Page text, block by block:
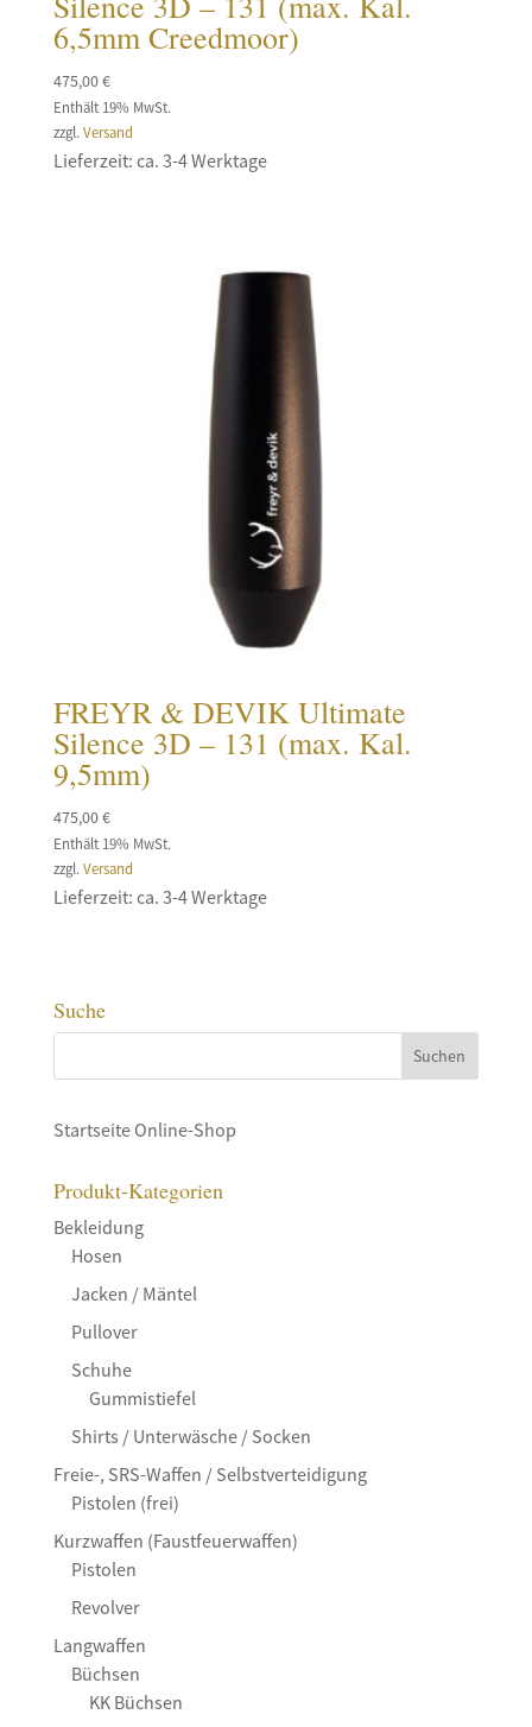
6,5mm Creedmoor)
475,00€
Enthält 19% MwSt.
zzgl.Versand
Lieferzeit: ca. 3-4 Werktage
FREYR & DEVIK Ultimate
Silence 3D – 131 (max. Kal.
9,5mm)
475,00€
Enthält 19% MwSt.
zzgl. Versand
Lieferzeit: ca. 3-4 Werktage
Suche
Startseite Online-Shop
Produkt-Kategorien
Bekleidung
Hosen
Jacken / Mäntel
Pullover
Schuhe
Gummistiefel
Shirts / Unterwäsche / Socken
Freie-, SRS-Waffen / Selbstverteidigung
Pistolen (frei)
Kurzwaffen (Faustfeuerwaffen)
Pistolen
Revolver
Langwaffen
Büchsen
KK Büchsen